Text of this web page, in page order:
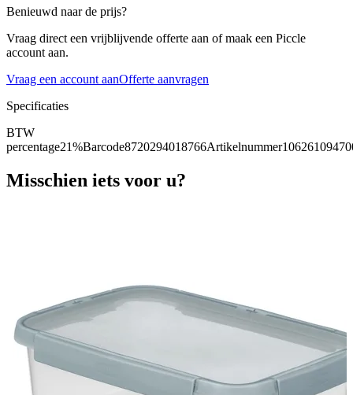
Benieuwd naar de prijs?
Vraag direct een vrijblijvende offerte aan of maak een Piccle
account aan.
Vraag een account aanOfferte aanvragen
Specificaties
BTW
percentage21%Barcode8720294018766Artikelnummer
Misschien iets voor u?